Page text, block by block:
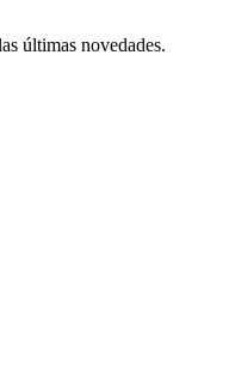
últimas novedades.